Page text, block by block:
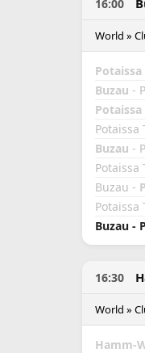
16:00
World »
Potaissa
Buzau -
Potaissa
Potaissa
Buzau -
Potaissa
Buzau -
Potaissa
Buzau -
16:30
World »
Hamm-